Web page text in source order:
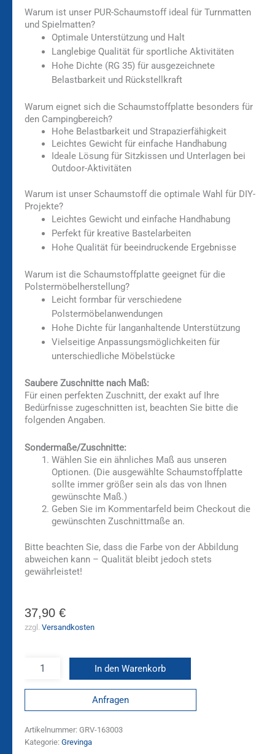
Warum ist unser PUR-Schaumstoff ideal für Turnmatten
und Spielmatten?
Optimale Unterstützung und Halt
Langlebige Qualität für sportliche Aktivitäten
Hohe Dichte (RG 35) für ausgezeichnete
Belastbarkeit und Rückstellkraft
Warum eignet sich die Schaumstoffplatte besonders für
den Campingbereich?
Hohe Belastbarkeit und Strapazierfähigkeit
Leichtes Gewicht für einfache Handhabung
Ideale Lösung für Sitzkissen und Unterlagen bei
Outdoor-Aktivitäten
Warum ist unser Schaumstoff die optimale Wahl für DIY-
Projekte?
Leichtes Gewicht und einfache Handhabung
Perfekt für kreative Bastelarbeiten
Hohe Qualität für beeindruckende Ergebnisse
Warum ist die Schaumstoffplatte geeignet für die
Polstermöbelherstellung?
Leicht formbar für verschiedene
Polstermöbelanwendungen
Hohe Dichte für langanhaltende Unterstützung
Vielseitige Anpassungsmöglichkeiten für
unterschiedliche Möbelstücke
Saubere Zuschnitte nach Maß:
Für einen perfekten Zuschnitt, der exakt auf Ihre
Bedürfnisse zugeschnitten ist, beachten Sie bitte die
folgenden Angaben.
Sondermaße/Zuschnitte:
Wählen Sie ein ähnliches Maß aus unseren
Optionen. (Die ausgewählte Schaumstoffplatte
sollte immer größer sein als das von Ihnen
gewünschte Maß.)
Geben Sie im Kommentarfeld beim Checkout die
gewünschten Zuschnittmaße an.
Bitte beachten Sie, dass die Farbe von der Abbildung
abweichen kann – Qualität bleibt jedoch stets
gewährleistet!
37,90 €
zzgl. Versandkosten
In den Warenkorb
Anfragen
Artikelnummer: GRV-163003
Kategorie: Grevinga